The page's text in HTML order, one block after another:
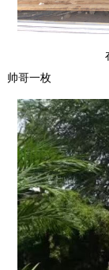
在异国他乡
帅哥一枚